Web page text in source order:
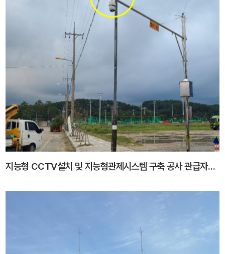
지능형 CCTV설치 및 지능형관제시스템 구축 공사 관급자재 구입